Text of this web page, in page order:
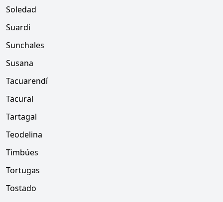
Soledad
Suardi
Sunchales
Susana
Tacuarendí
Tacural
Tartagal
Teodelina
Timbúes
Tortugas
Tostado